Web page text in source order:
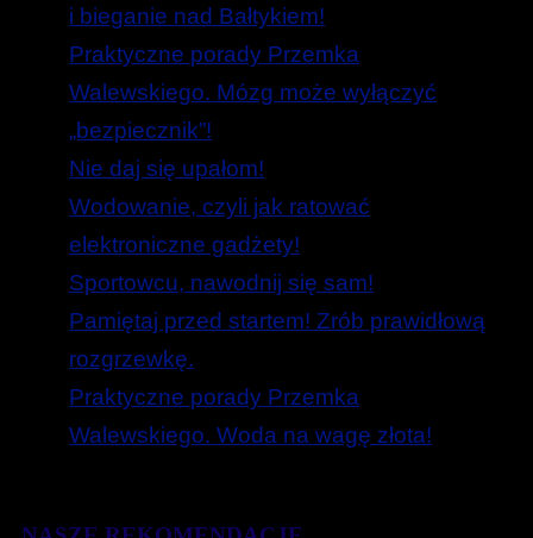
i bieganie nad Bałtykiem!
Praktyczne porady Przemka
Walewskiego. Mózg może wyłączyć
„bezpiecznik”!
Nie daj się upałom!
Wodowanie, czyli jak ratować
elektroniczne gadżety!
Sportowcu, nawodnij się sam!
Pamiętaj przed startem! Zrób prawidłową
rozgrzewkę.
Praktyczne porady Przemka
Walewskiego. Woda na wagę złota!